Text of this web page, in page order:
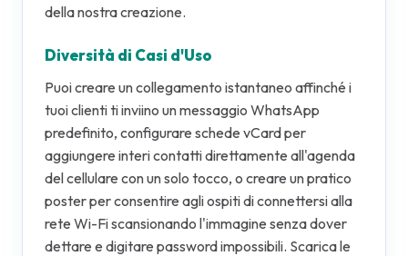
della nostra creazione.
Diversità di Casi d'Uso
Puoi creare un collegamento istantaneo affinché i
tuoi clienti ti inviino un messaggio WhatsApp
predefinito, configurare schede vCard per
aggiungere interi contatti direttamente all'agenda
del cellulare con un solo tocco, o creare un pratico
poster per consentire agli ospiti di connettersi alla
rete Wi-Fi scansionando l'immagine senza dover
dettare e digitare password impossibili. Scarica le